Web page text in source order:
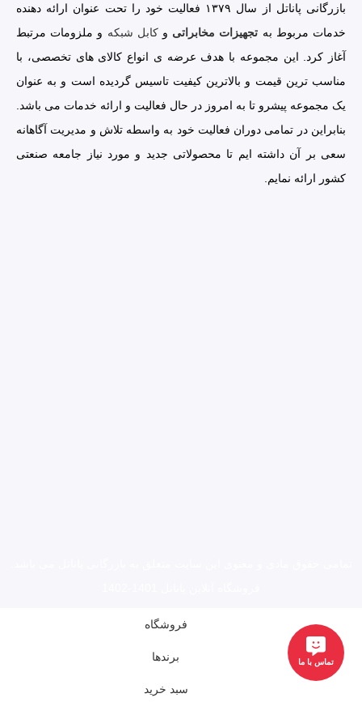
بازرگانی پاناتل از سال ۱۳۷۹ فعالیت خود را تحت عنوان ارائه دهنده
خدمات مربوط به تجهیزات مخابراتی وکابل شبکه و ملزومات مرتبط
آغاز کرد. این مجموعه با هدف عرضه ی انواع کالای های تخصصی، با
مناسب ترین قیمت و بالاترین کیفیت تاسیس گردیده است و به عنوان
یک مجموعه پیشرو تا به امروز در حال فعالیت و ارائه خدمات می باشد.
بنابراین در تمامی دوران فعالیت خود به واسطه تلاش و مدیریت آگاهانه
سعی بر آن داشته ایم تا محصولاتی جدید و مورد نیاز جامعه صنعتی
کشور ارائه نمایم.
فروشگاه
برندها
سبد خرید
تماس با ما